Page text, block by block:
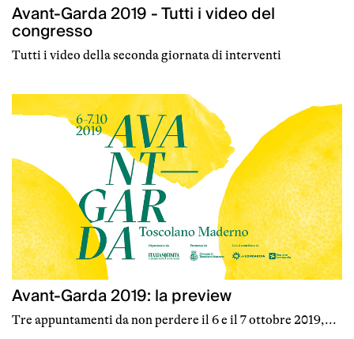
Avant-Garda 2019 - Tutti i video del
congresso
Tutti i video della seconda giornata di interventi
Avant-Garda 2019: la preview
Tre appuntamenti da non perdere il 6 e il 7 ottobre 2019,...